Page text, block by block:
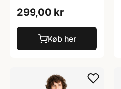
299,00 kr
Køb her